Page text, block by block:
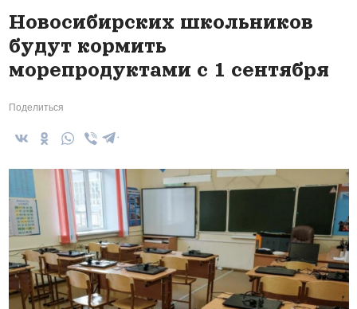
Новосибирских школьников
будут кормить
морепродуктами с 1 сентября
Поделиться